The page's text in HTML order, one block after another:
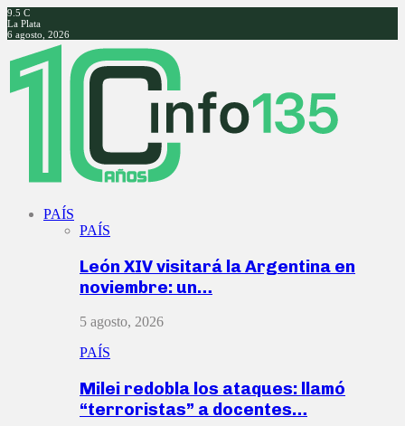
9.5 C
La Plata
6 agosto, 2026
Facebook
Twitter
Instagram
Youtube
PAÍS
PAÍS
León XIV visitará la Argentina en
noviembre: un…
5 agosto, 2026
PAÍS
Milei redobla los ataques: llamó
“terroristas” a docentes…